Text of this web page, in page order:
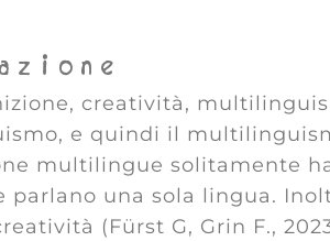
creatività,
e quindi il
multilingue solitamente
parlano una sola lingua.
(Fürst G, Grin F.,